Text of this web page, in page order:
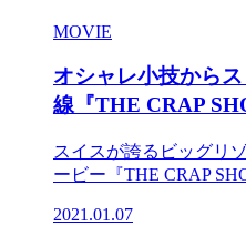
MOVIE
オシャレ小技から
線『THE CRAP
スイスが誇るビッグリ
ービー『THE CRAP
2021.01.07